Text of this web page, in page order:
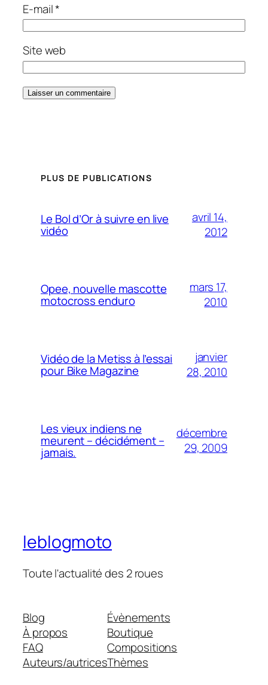
E-mail*
Site web
PLUS DE PUBLICATIONS
Le Bol d’Or à suivre en live
vidéo
avril 14,
2012
Opee, nouvelle mascotte
motocross enduro
mars 17,
2010
Vidéo de la Metiss à l’essai
pour Bike Magazine
janvier
28, 2010
Les vieux indiens ne
meurent – décidément –
jamais.
décembre
29, 2009
leblogmoto
Toute l'actualité des 2 roues
Blog
À propos
FAQ
Auteurs/autrices
Évènements
Boutique
Compositions
Thèmes